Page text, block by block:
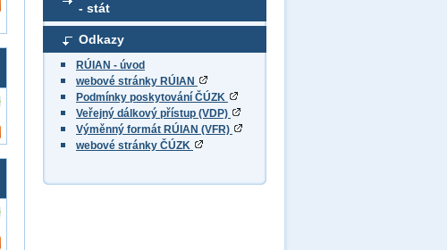
- stát
Odkazy
RÚIAN - úvod
webové stránky RÚIAN
Podmínky poskytování ČÚZK
Veřejný dálkový přístup (VDP)
Výměnný formát RÚIAN (VFR)
webové stránky ČÚZK